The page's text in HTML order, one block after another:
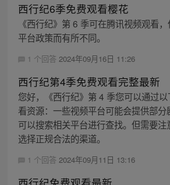
西行纪6季免费观看樱花
《西行纪》第 6 季可在腾讯视频观看
平台政策而有所不同。
1 个回答 2024年09月16日 11:26
西行纪第4季免费观看完整最新
您好，《西行纪》第 4 季您可以通过
看资源：一些视频平台可能会提供部
可以搜索相关平台进行查找。但需要
选择正规合法的渠道。
1 个回答 2024年09月11日 13:16